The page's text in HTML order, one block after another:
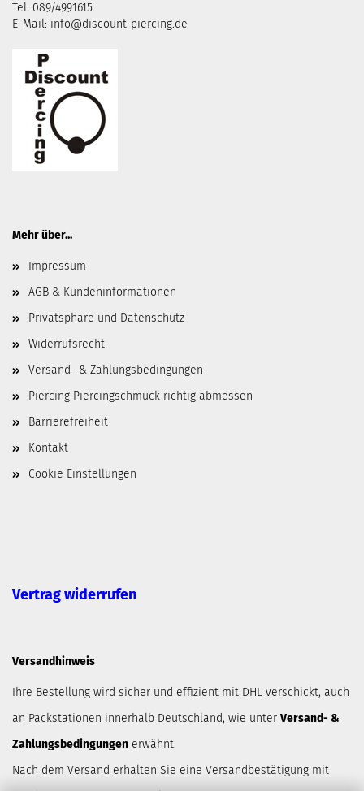
Tel. 089/4991615
E-Mail: info@discount-piercing.de
Mehr über...
Impressum
AGB & Kundeninformationen
Privatsphäre und Datenschutz
Widerrufsrecht
Versand- & Zahlungsbedingungen
Piercing Piercingschmuck richtig abmessen
Barrierefreiheit
Kontakt
Cookie Einstellungen
Vertrag widerrufen
Versandhinweis
Ihre Bestellung wird sicher und effizient mit DHL verschickt, auch
an Packstationen innerhalb Deutschland, wie unter Versand- &
Zahlungsbedingungen erwähnt.
Nach dem Versand erhalten Sie eine Versandbestätigung mit